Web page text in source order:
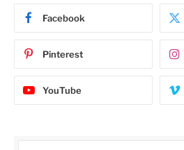
Facebook
Pinterest
YouTube